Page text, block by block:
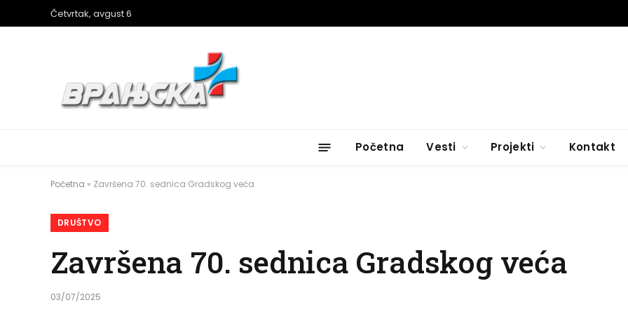
Četvrtak, avgust 6
Početna Vesti Projekti Kontakt
Početna » Završena 70. sednica Gradskog veća
DRUŠTVO
Završena 70. sednica Gradskog veća
03/07/2025